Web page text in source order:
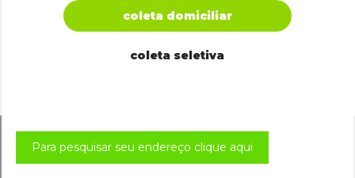
coleta domiciliar
coleta seletiva
Para pesquisar seu endereço clique aqui